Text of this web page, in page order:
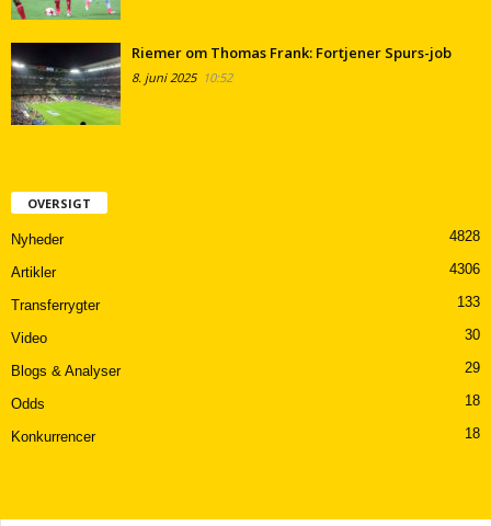
Riemer om Thomas Frank: Fortjener Spurs-job
8. juni 202510:52
OVERSIGT
Nyheder 4828
Artikler 4306
Transferrygter 133
Video 30
Blogs & Analyser 29
Odds 18
Konkurrencer 18